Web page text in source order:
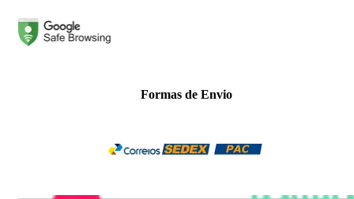
Formas de Envio